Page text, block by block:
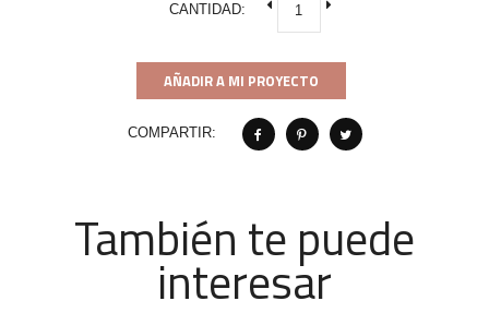
CANTIDAD:
AÑADIR A MI PROYECTO
COMPARTIR:
También te puede
interesar